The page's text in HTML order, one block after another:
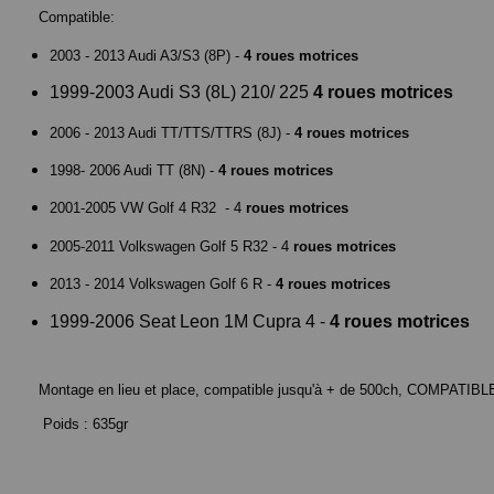
Compatible:
2003 - 2013 Audi A3/S3 (8P) - 4 roues motrices
1999-2003 Audi S3 (8L) 210/ 225 4 roues motrices
2006 - 2013 Audi TT/TTS/TTRS (8J) - 4 roues motrices
1998- 2006 Audi TT (8N) - 4 roues motrices
2001-2005 VW Golf 4 R32 - 4 roues motrices
2005-2011 Volkswagen Golf 5 R32 - 4 roues motrices
2013 - 2014 Volkswagen Golf 6 R - 4 roues motrices
1999-2006 Seat Leon 1M Cupra 4 - 4 roues motrices
Montage en lieu et place, compatible jusqu'à + de 500ch,
Poids : 635gr